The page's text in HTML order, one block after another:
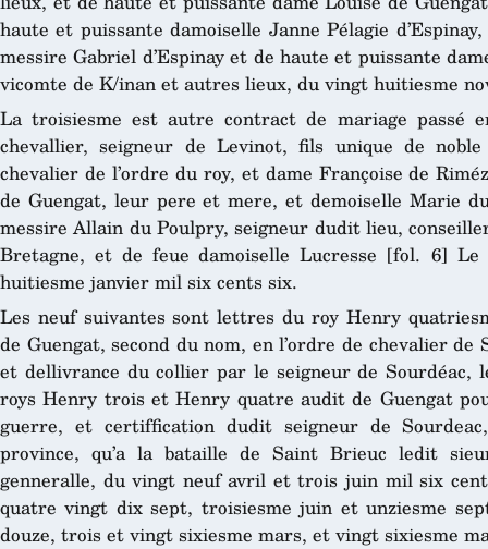
haute et puissante damoiselle Janne Pélagie
messire Gabriel d’Espinay et de haute et puissante
vicomte de K/inan et autres lieux, du vingt huitiesme
La troisiesme est autre contract de mariage passé
chevallier, seigneur de Levinot, fils unique de
chevalier de l’ordre du roy, et dame Françoise de
de Guengat, leur pere et mere, et demoiselle Marie
messire Allain du Poulpry, seigneur dudit lieu,
Bretagne, et de feue damoiselle Lucresse [fol. 6]
huitiesme janvier mil six cents six.
Les neuf suivantes sont lettres du roy Henry
de Guengat, second du nom, en l’ordre de chevalier
et dellivrance du collier par le seigneur de Sourdéac,
roys Henry trois et Henry quatre audit de Guengat
guerre, et certiffication dudit seigneur de
province, qu’a la bataille de Saint Brieuc ledit
genneralle, du vingt neuf avril et trois juin mil six
quatre vingt dix sept, troisiesme juin et unziesme
douze, trois et vingt sixiesme mars, et vingt sixiesme